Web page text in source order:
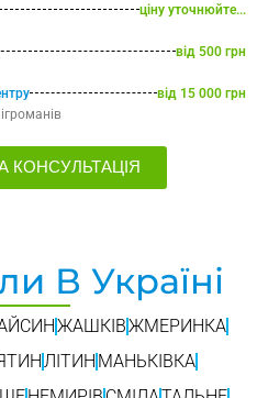
ціну уточнюйте...
від 500 грн
від 15 000 грн
КОНСУЛЬТАЦІЯ
В Україні
ЖАШКІВЖМЕРИНКА
ЛІТИН МАНЬКІВКА